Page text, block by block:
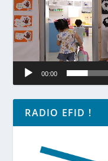
00:00
RADIO EFID !